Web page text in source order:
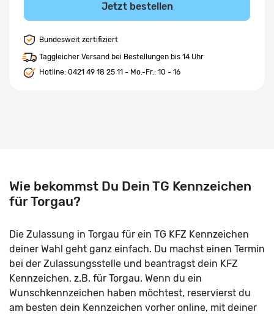
Jetzt bestellen
Bundesweit zertifiziert
Taggleicher Versand bei Bestellungen bis 14 Uhr
Hotline: 0421 49 18 25 11 - Mo.-Fr.: 10 - 16
Wie bekommst Du Dein TG Kennzeichen
für Torgau?
Die Zulassung in Torgau für ein TG KFZ Kennzeichen
deiner Wahl geht ganz einfach. Du machst einen Termin
bei der Zulassungsstelle und beantragst dein KFZ
Kennzeichen, z.B. für Torgau. Wenn du ein
Wunschkennzeichen haben möchtest, reservierst du
am besten dein Kennzeichen vorher online, mit deiner